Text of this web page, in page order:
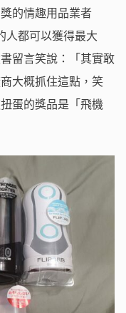
的情趣用品業者
人都可以獲得最大
留言笑說：「其實敢
大概抓住這點，笑
蛋的獎品是「飛機